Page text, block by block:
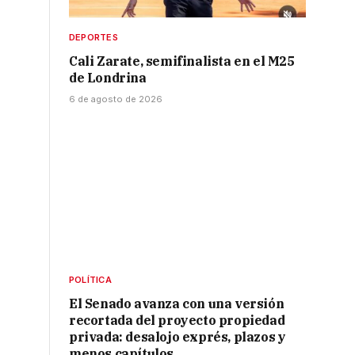
DEPORTES
Cali Zarate, semifinalista en el M25
de Londrina
6 de agosto de 2026
POLÍTICA
El Senado avanza con una versión
recortada del proyecto propiedad
privada: desalojo exprés, plazos y